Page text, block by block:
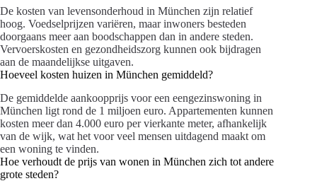
De kosten van levensonderhoud in München zijn relatief
hoog. Voedselprijzen variëren, maar inwoners besteden
doorgaans meer aan boodschappen dan in andere steden.
Vervoerskosten en gezondheidszorg kunnen ook bijdragen
aan de maandelijkse uitgaven.
Hoeveel kosten huizen in München gemiddeld?
De gemiddelde aankoopprijs voor een eengezinswoning in
München ligt rond de 1 miljoen euro. Appartementen kunnen
kosten meer dan 4.000 euro per vierkante meter, afhankelijk
van de wijk, wat het voor veel mensen uitdagend maakt om
een woning te vinden.
Hoe verhoudt de prijs van wonen in München zich tot andere
grote steden?